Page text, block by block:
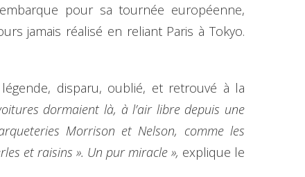
pour sa tournée européenne,
jamais réalisé en reliant Paris à Tokyo.
disparu, oublié, et retrouvé à la
dormaient là, à l’air libre depuis une
Morrison et Nelson, comme les
et raisins ». Un pur miracle », explique le